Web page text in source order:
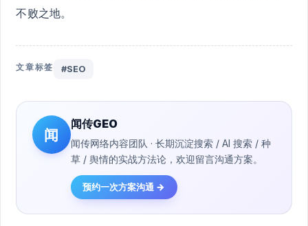
不败之地。
文章标签 #SEO
闻
闻传GEO
闻传网络内容团队 · 长期沉淀搜索 / AI 搜索 / 种
草 / 舆情的实战方法论，欢迎留言沟通方案。
预约一次方案沟通 →